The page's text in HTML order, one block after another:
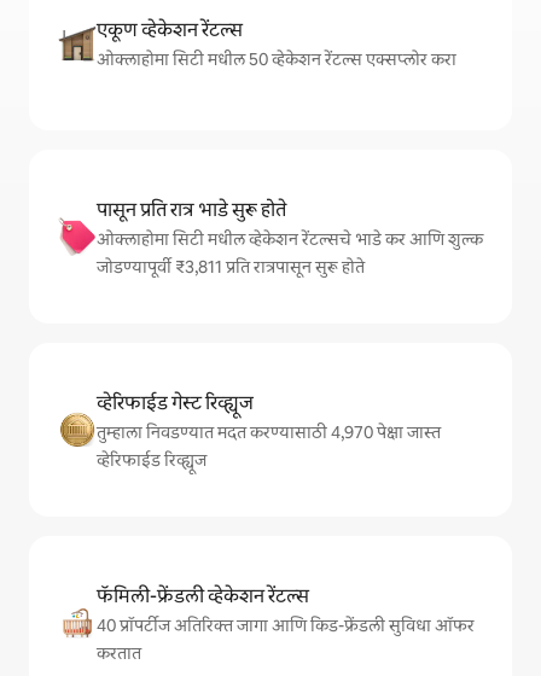
एकूण व्हेकेशन रेंटल्स
ओक्लाहोमा सिटी मधील 50 व्हेकेशन रेंटल्स एक्सप्लोर करा
पासून प्रति रात्र भाडे सुरू होते
ओक्लाहोमा सिटी मधील व्हेकेशन रेंटल्सचे भाडे कर आणि शुल्क
जोडण्यापूर्वी ₹3,811 प्रति रात्रपासून सुरू होते
व्हेरिफाईड गेस्ट रिव्ह्यूज
तुम्हाला निवडण्यात मदत करण्यासाठी 4,970 पेक्षा जास्त
व्हेरिफाईड रिव्ह्यूज
फॅमिली-फ्रेंडली व्हेकेशन रेंटल्स
40 प्रॉपर्टीज अतिरिक्त जागा आणि किड-फ्रेंडली सुविधा ऑफर
करतात